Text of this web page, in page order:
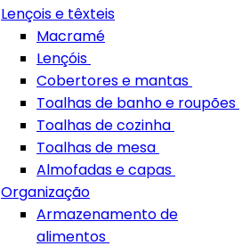
Lençois e têxteis
Macramé
Lençóis
Cobertores e mantas
Toalhas de banho e roupões
Toalhas de cozinha
Toalhas de mesa
Almofadas e capas
Organização
Armazenamento de
alimentos